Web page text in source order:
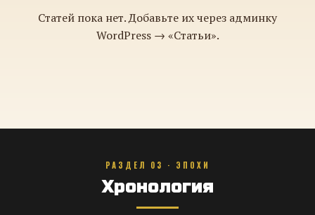
Статей пока нет. Добавьте их через админку
WordPress → «Статьи».
РАЗДЕЛ 03 · ЭПОХИ
Хронология